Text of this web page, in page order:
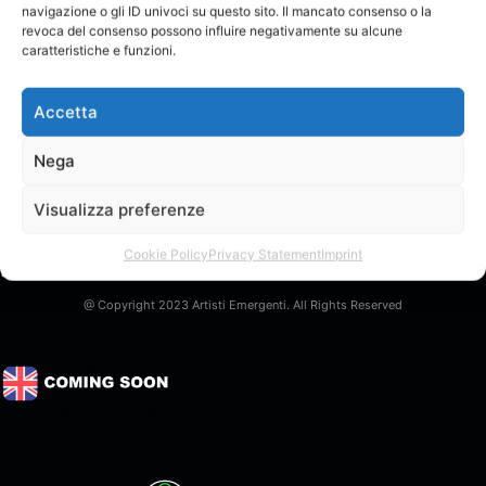
navigazione o gli ID univoci su questo sito. Il mancato consenso o la
revoca del consenso possono influire negativamente su alcune
caratteristiche e funzioni.
Accetta
Nega
Visualizza preferenze
Cookie PolicyPrivacy StatementImprint
LIVELLO:
Buonagiornata boyzzz
[last_subscriber_name]
@ Copyright 2023 Artisti Emergenti. All Rights Reserved